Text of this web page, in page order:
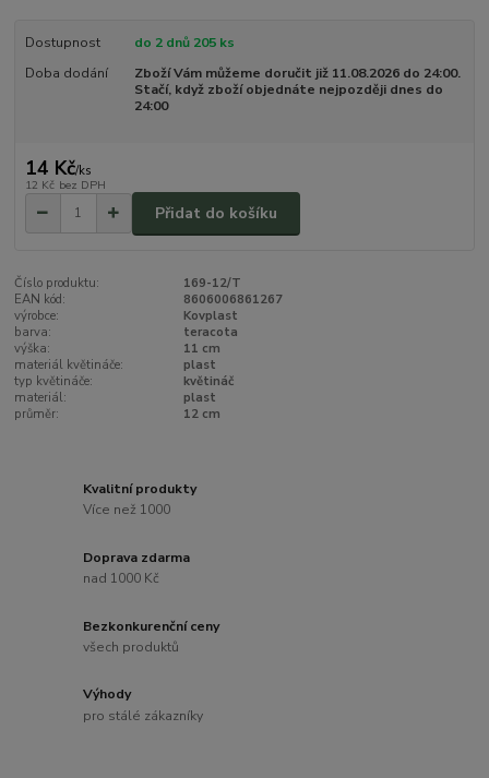
Dostupnost
do 2 dnů 205 ks
Doba dodání
Zboží Vám můžeme doručit již 11.08.2026 do 24:00.
Stačí, když zboží objednáte nejpozději dnes do
24:00
14 Kč/ks
12 Kč bez DPH
Přidat do košíku
Číslo produktu:
169-12/T
EAN kód:
8606006861267
výrobce:
Kovplast
barva:
teracota
výška:
11 cm
materiál květináče:
plast
typ květináče:
květináč
materiál:
plast
průměr:
12 cm
Kvalitní produkty
Více než 1000
Doprava zdarma
nad 1000 Kč
Bezkonkurenční ceny
všech produktů
Výhody
pro stálé zákazníky